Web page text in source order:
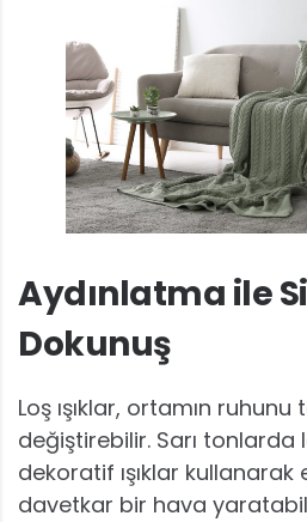
Aydınlatma ile
Dokunuş
Loş ışıklar, ortamın
değiştirebilir. Sarı
dekoratif ışıklar
davetkar bir hava